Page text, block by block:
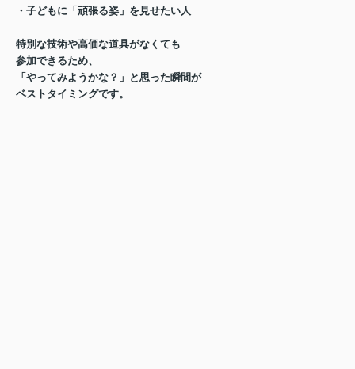
・子どもに「頑張る姿」を見せたい人
特別な技術や高価な道具がなくても
参加できるため、
「やってみようかな？」と思った瞬間が
ベストタイミングです。